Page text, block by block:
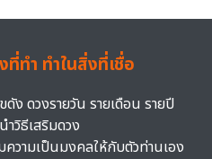
ทำ ทำในสิ่งที่เชื่อ
ง ดวงรายวัน รายเดือน รายปี
วิธีเสริมดวง
วามเป็นมงคลให้กับตัวท่านเอง